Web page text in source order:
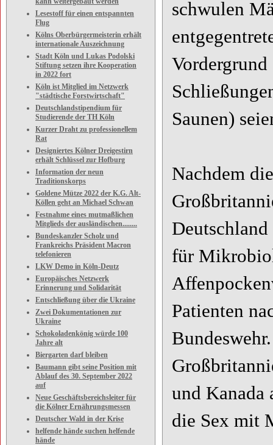
Lesestoff für einen entspannten
Flug
Kölns Oberbürgermeisterin erhält
internationale Auszeichnung
Stadt Köln und Lukas Podolski
Stiftung setzen ihre Kooperation
in 2022 fort
Köln ist Mitglied im Netzwerk
"städtische Forstwirtschaft"
Deutschlandstipendium für
Studierende der TH Köln
Kurzer Draht zu professionellem
Rat
Designiertes Kölner Dreigestirn
erhält Schlüssel zur Hofburg
Information der neun
Traditionskorps
Goldene Mütze 2022 der K.G. Alt-
Köllen geht an Michael Schwan
Festnahme eines mutmaßlichen
Mitglieds der ausländischen........
Bundeskanzler Scholz und
Frankreichs Präsident Macron
telefonieren
LKW Demo in Köln-Deutz
Europäisches Netzwerk
Erinnerung und Solidarität
Entschließung über die Ukraine
Zwei Dokumentationen zur
Ukraine
Schokoladenkönig würde 100
Jahre alt
Biergarten darf bleiben
Baumann gibt seine Position mit
Ablauf des 30. September 2022
auf
Neue Geschäftsbereichsleiter für
die Kölner Ernährungsmessen
Deutscher Wald in der Krise
helfende hände suchen helfende
hände
schwulen
Saunen)
Nachdem
für
Patienten
und Kanada
die Sex mit